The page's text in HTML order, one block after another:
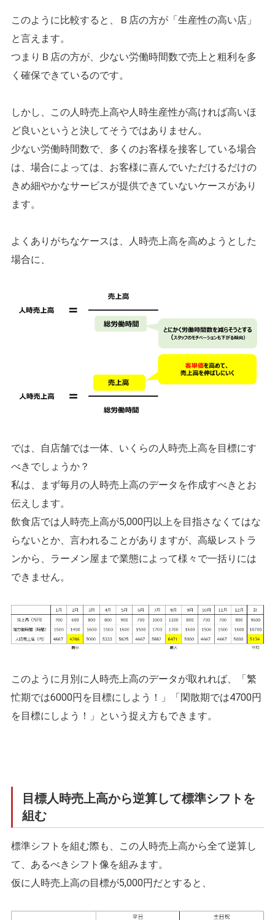
このように比較すると、Ｂ店の方が「生産性の高い店」
と言えます。
つまりＢ店の方が、少ない労働時間数で売上と粗利を多
く確保できているのです。
しかし、この人時売上高や人時生産性が高ければ高いほ
ど良いというと決してそうではありません。
少ない労働時間数で、多くのお客様を接客している場合
は、場合によっては、お客様に喜んでいただけるだけの
きめ細やかなサービスが提供できていないケースがあり
ます。
よくありがちなケースは、人時売上高を高めようとした
場合に、
では、自店舗では一体、いくらの人時売上高を目標にす
べきでしょうか？
私は、まず毎月の人時売上高のデータを作成すべきとお
伝えします。
飲食店では人時売上高が5,000円以上を目指さなくてはな
らないとか、言われることがありますが、高級レストラ
ンから、ラーメン屋まで業態によって様々で一括りには
できません。
このように月別に人時売上高のデータが取れれば、「繁
忙期では6000円を目標にしよう！」「閑散期では4700円
を目標にしよう！」という捉え方もできます。
目標人時売上高から逆算して標準シフトを
組む
標準シフトを組む際も、この人時売上高から全て逆算し
て、あるべきシフト像を組みます。
仮に人時売上高の目標が5,000円だとすると、